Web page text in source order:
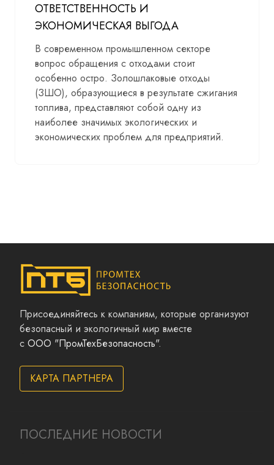
ОТВЕТСТВЕННОСТЬ И
ЭКОНОМИЧЕСКАЯ ВЫГОДА
В современном промышленном секторе
вопрос обращения с отходами стоит
особенно остро. Золошлаковые отходы
(ЗШО), образующиеся в результате сжигания
топлива, представляют собой одну из
наиболее значимых экологических и
экономических проблем для предприятий.
Присоединяйтесь к компаниям, которые организуют
безопасный и экологичный мир вместе
с ООО "ПромТехБезопасность".
КАРТА ПАРТНЕРА
ПОСЛЕДНИЕ НОВОСТИ